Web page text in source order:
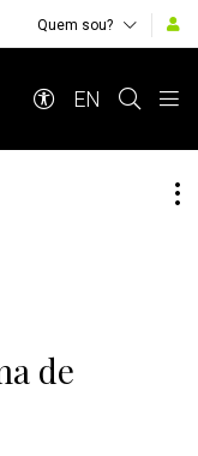
Quem sou?
EN
de